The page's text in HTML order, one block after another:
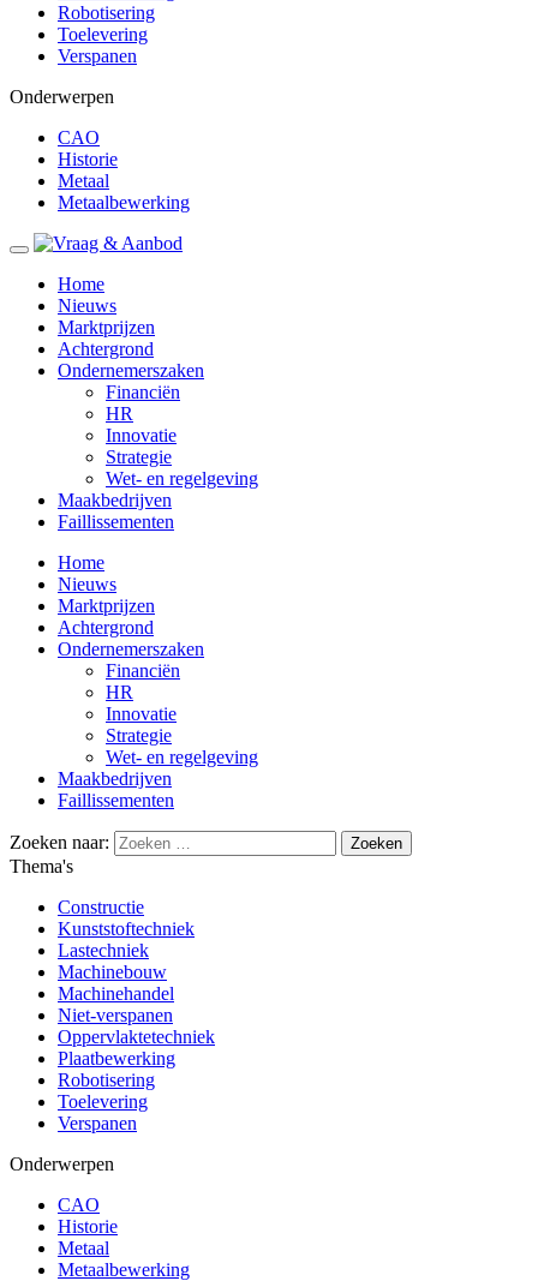
Robotisering
Toelevering
Verspanen
Onderwerpen
CAO
Historie
Metaal
Metaalbewerking
Home
Nieuws
Marktprijzen
Achtergrond
Ondernemerszaken
Financiën
HR
Innovatie
Strategie
Wet- en regelgeving
Maakbedrijven
Faillissementen
Home
Nieuws
Marktprijzen
Achtergrond
Ondernemerszaken
Financiën
HR
Innovatie
Strategie
Wet- en regelgeving
Maakbedrijven
Faillissementen
Zoeken naar:
Thema's
Constructie
Kunststoftechniek
Lastechniek
Machinebouw
Machinehandel
Niet-verspanen
Oppervlaktetechniek
Plaatbewerking
Robotisering
Toelevering
Verspanen
Onderwerpen
CAO
Historie
Metaal
Metaalbewerking